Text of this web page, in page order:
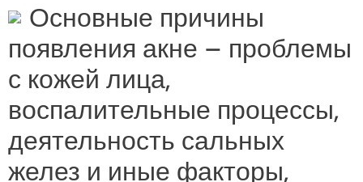
Основные причины
появления акне – проблемы
с кожей лица,
воспалительные процессы,
деятельность сальных
желез и иные факторы,